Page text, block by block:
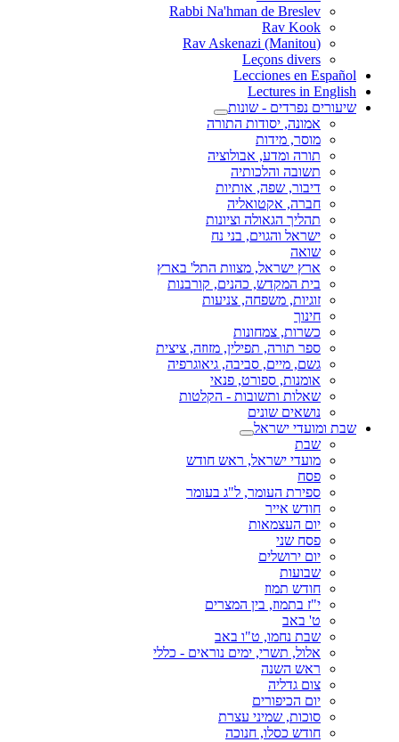
Rabbi Na'hman de Breslev
Rav Kook
(Rav Askenazi (Manitou
Leçons divers
Lecciones en Español
Lectures in English
שיעורים נפרדים - שונות
אמונה, יסודות התורה
מוסר, מידות
תורה ומדע, אבולוציה
תשובה והלכותיה
דיבור, שפה, אותיות
חברה, אקטואליה
תהליך הגאולה וציונות
ישראל והגוים, בני נח
שואה
ארץ ישראל, מצוות התל' בארץ
בית המקדש, כהנים, קורבנות
זוגיות, משפחה, צניעות
חינוך
כשרות, צמחונות
ספר תורה, תפילין, מזוזה, ציצית
גשם, מיים, סביבה, גיאוגרפיה
אומנות, ספורט, פנאי
שאלות ותשובות - הקלטות
נושאים שונים
שבת ומועדי ישראל
שבת
מועדי ישראל, ראש חודש
פסח
ספירת העומר, ל"ג בעומר
חודש אייר
יום העצמאות
פסח שני
יום ירושלים
שבועות
חודש תמוז
י"ז בתמוז, בין המצרים
ט' באב
שבת נחמו, ט"ו באב
אלול, תשרי, ימים נוראים - כללי
ראש השנה
צום גדליה
יום הכיפורים
סוכות, שמיני עצרת
חודש כסלו, חנוכה